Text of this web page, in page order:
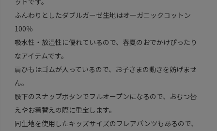
ふんわりとしたダブルガーゼ生地はオーガニックコットン
100％
吸水性・放湿性に優れているので、春夏のおでかけぴったり
なアイテムです。
肩ひもはゴムが入っているので、お子さまの動きを妨げませ
ん。
股下のスナップボタンでフルオープンになるので、おむつ替
えやお着替えの際に重宝します。
同生地を使用したキッズサイズのフレアパンツもあるので、